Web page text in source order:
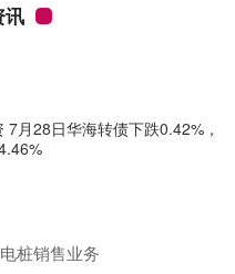
讯
7月28日华海转债下跌0.42%，
桩销售业务